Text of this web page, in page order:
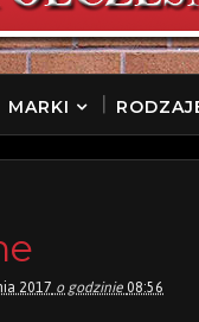
MARKI
2017o godzinie08:56